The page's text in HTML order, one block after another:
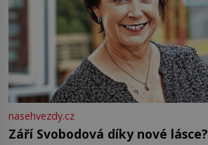
nasehvezdy.cz
Září Svobodová díky nové lásce?